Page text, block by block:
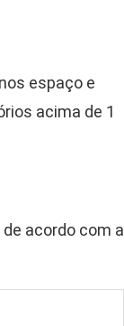
espaço e
acima de 1
acordo com a